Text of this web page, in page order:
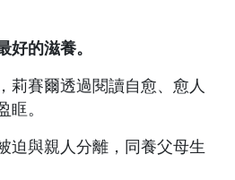
好的滋養。
莉賽爾透過閱讀自愈、愈人
眶。
迫與親人分離，同養父母生